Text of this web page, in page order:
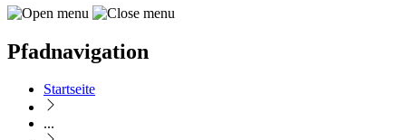
Pfadnavigation
Startseite
...